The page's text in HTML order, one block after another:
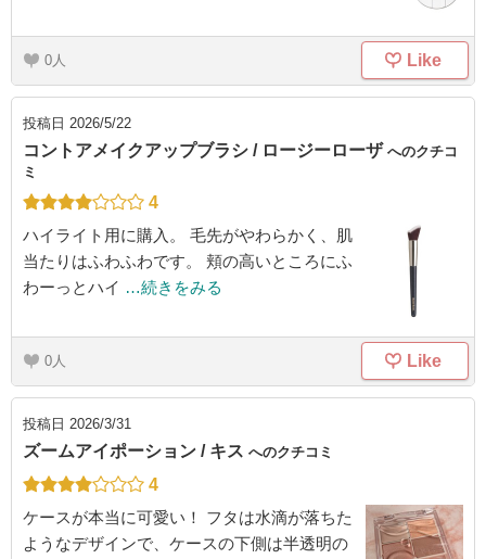
0 Like
投稿日 2026/5/22
コントアメイクアップブラシ / ロージーローザ へのクチコ
ミ
4
ハイライト用に購入。 毛先がやわらかく、肌
当たりはふわふわです。 頬の高いところにふ
わーっとハイ …続きをみる
0 Like
投稿日 2026/3/31
ズームアイポーション / キス へのクチコミ
4
ケースが本当に可愛い！ フタは水滴が落ちた
ようなデザインで、ケースの下側は半透明の